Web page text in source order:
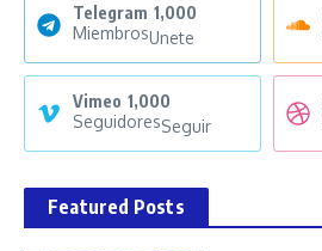
Telegram 1,000
MiembrosUnete
Vimeo 1,000
SeguidoresSeguir
Featured Posts